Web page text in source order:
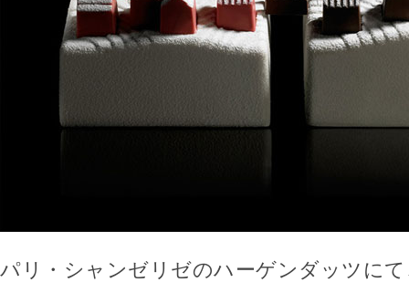
パリ・シャンゼリゼのハーゲンダッツに